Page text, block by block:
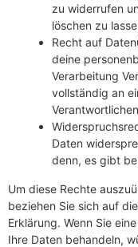
zu widerrufen
löschen zu
Recht auf
deine
Verarbeitung
vollständig an
Daten
denn, es gibt
Um diese Rechte
beziehen Sie sich auf
Erklärung. Wenn Sie
Ihre Daten behandeln,